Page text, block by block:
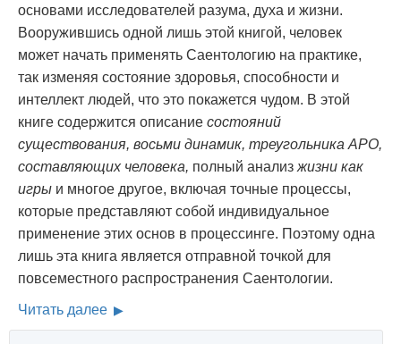
основами исследователей разума, духа и жизни.
Вооружившись одной лишь этой книгой, человек
может начать применять Саентологию на практике,
так изменяя состояние здоровья, способности и
интеллект людей, что это покажется чудом. В этой
книге содержится описание состояний
существования, восьми динамик, треугольника АРО,
составляющих человека, полный анализ жизни как
игры и многое другое, включая точные процессы,
которые представляют собой индивидуальное
применение этих основ в процессинге. Поэтому одна
лишь эта книга является отправной точкой для
повсеместного распространения Саентологии.
Читать далее